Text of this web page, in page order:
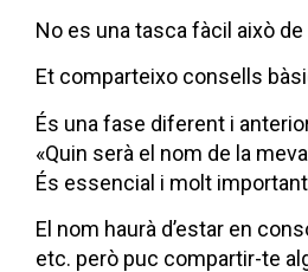
No es una tasca fàcil això
Et comparteixo consells
És una fase diferent i
«Quin serà el nom de la
És essencial i molt
El nom haurà d’estar en
etc. però puc compartir-te